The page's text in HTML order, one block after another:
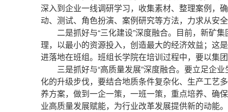
深入到企业一线调研学习，收集素材、整理案例，
动、测试、角色扮演、案例研究等方法，力求从安
二是抓好与“三化建设”深度融合。目前，新矿
理，以最小的资源投入，创造最大的经济效益；这
进落地在班组。班组长学院在培训过程中，要以集
三是抓好与“高质量发展”深度融合。要立足企
化的升级步伐，要结合地质条件复杂化、生产工艺
养方案，做到一企一策，一班一策，重点培养、确
业高质量发展赋能，为行业改革发展提供新的动能。